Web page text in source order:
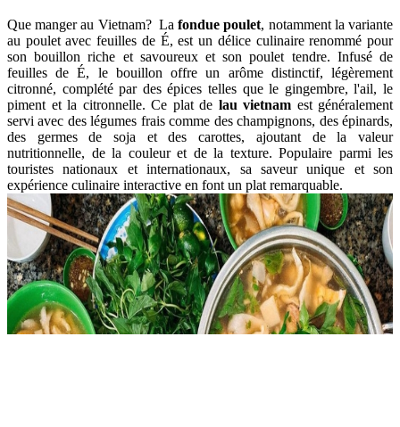
Que manger au Vietnam? La fondue poulet, notamment la variante
au poulet avec feuilles de É, est un délice culinaire renommé pour
son bouillon riche et savoureux et son poulet tendre. Infusé de
feuilles de É, le bouillon offre un arôme distinctif, légèrement
citronné, complété par des épices telles que le gingembre, l'ail, le
piment et la citronnelle. Ce plat de lau vietnam est généralement
servi avec des légumes frais comme des champignons, des épinards,
des germes de soja et des carottes, ajoutant de la valeur
nutritionnelle, de la couleur et de la texture. Populaire parmi les
touristes nationaux et internationaux, sa saveur unique et son
expérience culinaire interactive en font un plat remarquable.